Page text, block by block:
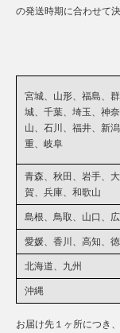
の発送時期に合わせて
宮城、山形、福島、
城、千葉、埼玉、神
山、石川、福井、新
重、岐阜
青森、秋田、岩手、
賀、兵庫、和歌山
島根、鳥取、山口、
愛媛、香川、高知、
北海道、九州
沖縄
お届け先１ヶ所につき